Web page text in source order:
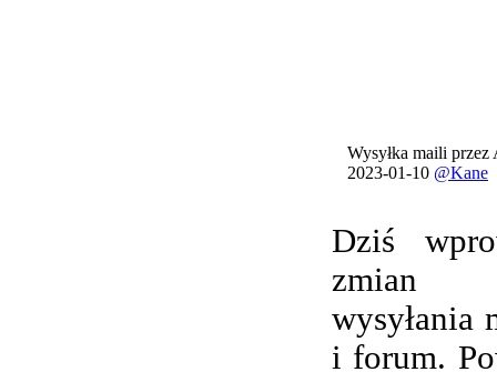
Wysyłka maili
2023-01-10 @Kane
Dziś
zmian
wysyłania
i forum.